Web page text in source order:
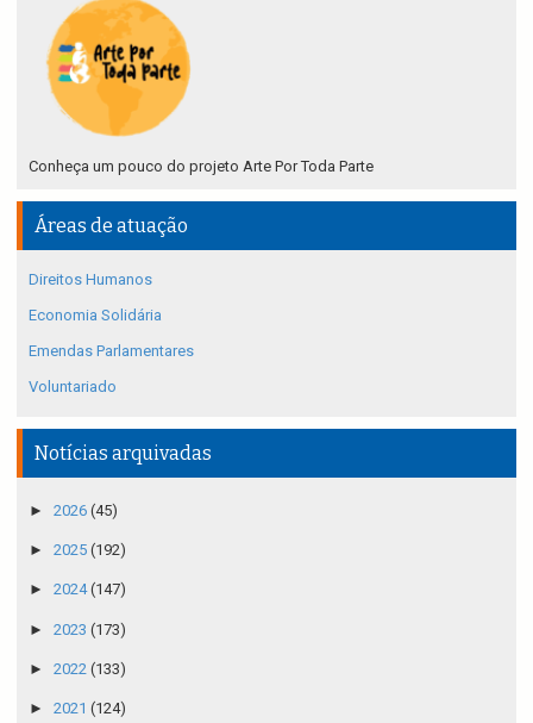
Conheça um pouco do projeto Arte Por Toda Parte
Áreas de atuação
Direitos Humanos
Economia Solidária
Emendas Parlamentares
Voluntariado
Notícias arquivadas
► 2026 (45)
► 2025 (192)
► 2024(147)
► 2023 (173)
► 2022 (133)
► 2021 (124)